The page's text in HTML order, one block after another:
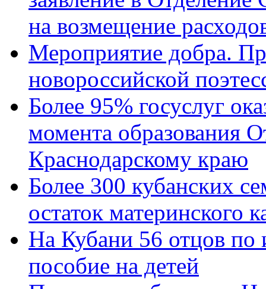
на возмещение
Мероприятие добра.
новороссийской
Более 95% госуслуг
момента образования
Краснодарскому краю
Более 300 кубанских
остаток материнского
На Кубани 56 отцов по
пособие на детей